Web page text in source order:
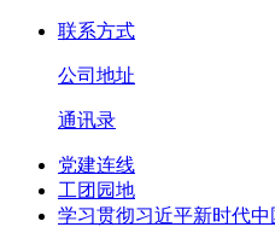
联系方式
公司地址
通讯录
党建连线
工团园地
学习贯彻习近平新时代